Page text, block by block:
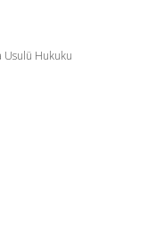
Usulü Hukuku